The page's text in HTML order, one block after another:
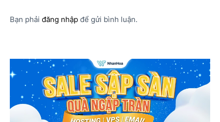
Bạn phải đăng nhập để gửi bình luận.